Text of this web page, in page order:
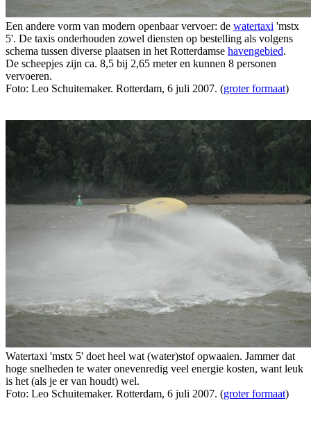
Een andere vorm van modern openbaar vervoer: de watertaxi 'mstx
5'. De taxis onderhouden zowel diensten op bestelling als volgens
schema tussen diverse plaatsen in het Rotterdamse havengebied.
De scheepjes zijn ca. 8,5 bij 2,65 meter en kunnen 8 personen
vervoeren.
Foto: Leo Schuitemaker. Rotterdam, 6 juli 2007. (groter formaat)
Watertaxi 'mstx 5' doet heel wat (water)stof opwaaien. Jammer dat
hoge snelheden te water onevenredig veel energie kosten, want leuk
is het (als je er van houdt) wel.
Foto: Leo Schuitemaker. Rotterdam, 6 juli 2007. (groter formaat)